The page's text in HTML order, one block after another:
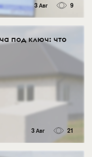
3 Авг 9
под ключ: что
3 Авг 21